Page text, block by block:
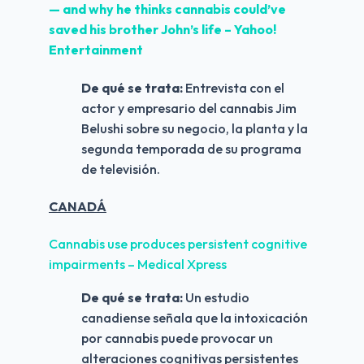
— and why he thinks cannabis could’ve
saved his brother John’s life – Yahoo!
Entertainment
De qué se trata: Entrevista con el
actor y empresario del cannabis Jim
Belushi sobre su negocio, la planta y la
segunda temporada de su programa
de televisión.
CANADÁ
Cannabis use produces persistent cognitive
impairments – Medical Xpress
De qué se trata: Un estudio
canadiense señala que la intoxicación
por cannabis puede provocar un
alteraciones cognitivas persistentes